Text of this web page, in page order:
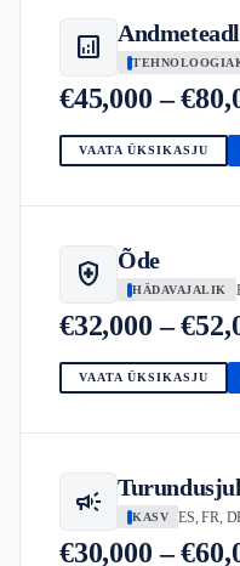
analytics
€45,000 –
VAATA ÜKSIKASJU
health_and_safety Õde
HÄDAVAJALIK
€32,000 –
VAATA ÜKSIKASJU
campaign KASV ES, FR,
€30,000 –